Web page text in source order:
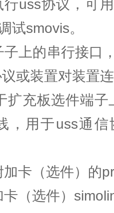
uss协议，可
试smovis。
上的串行接口
或装置对装置
充板选件端子
，用于uss通
卡（选件）的
（选件）